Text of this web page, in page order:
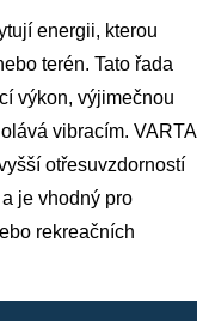
energii, kterou
terén. Tato řada
výkon, výjimečnou
vibracím. VARTA
otřesuvzdorností
je vhodný pro
rekreačních